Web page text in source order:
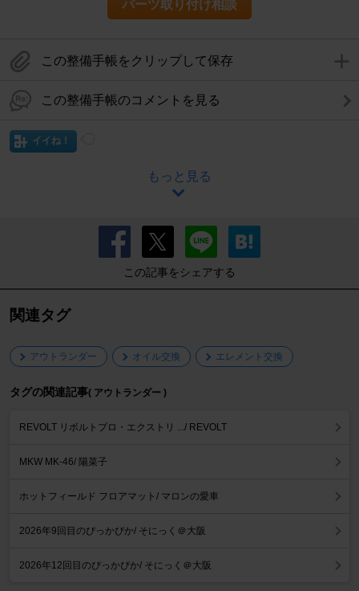
パーツ取り付け相談
この整備手帳をクリップして保存
この整備手帳のコメントを見る
イイね！
もっと見る
この記事をシェアする
関連タグ
アウトランダー オイル交換 エレメント交換
タグの関連記事( アウトランダー )
REVOLT リボルトプロ・エクストリ .../ REVOLT
MKW MK-46/ 陽菜子
ホットフィールド フロアマット/ マロンの愛車
2026年9回目のぴっかぴか/ そにっく＠大阪
2026年12回目のぴっかぴか/ そにっく＠大阪